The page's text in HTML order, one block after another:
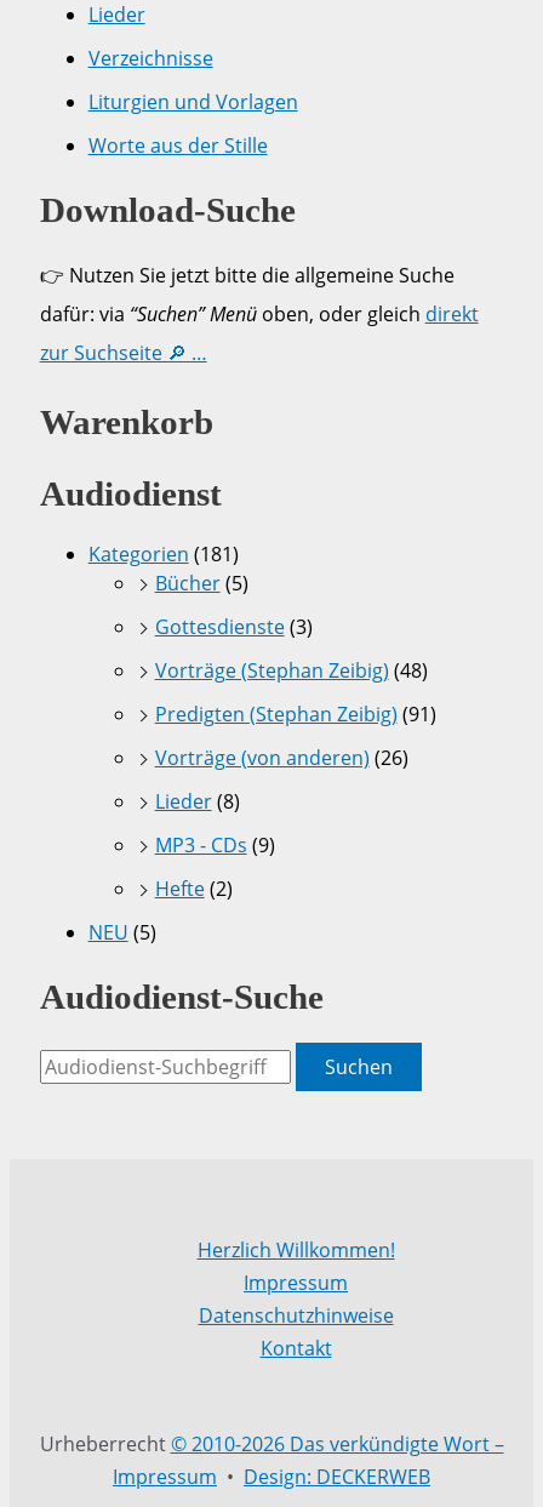
Lieder
Verzeichnisse
Liturgien und Vorlagen
Worte aus der Stille
Download-Suche
👉 Nutzen Sie jetzt bitte die allgemeine Suche
dafür: via “Suchen” Menüoben, oder gleich direkt
zur Suchseite 🔎 …
Warenkorb
Audiodienst
Kategorien (181)
Bücher(5)
Gottesdienste(3)
Vorträge (Stephan Zeibig) (48)
Predigten (Stephan Zeibig) (91)
Vorträge (von anderen) (26)
Lieder(8)
MP3 - CDs (9)
Hefte(2)
NEU (5)
Audiodienst-Suche
Suchen
Herzlich Willkommen!
Impressum
Datenschutzhinweise
Kontakt
Urheberrecht© 2010-2026 Das verkündigte Wort –
Impressum • Design: DECKERWEB